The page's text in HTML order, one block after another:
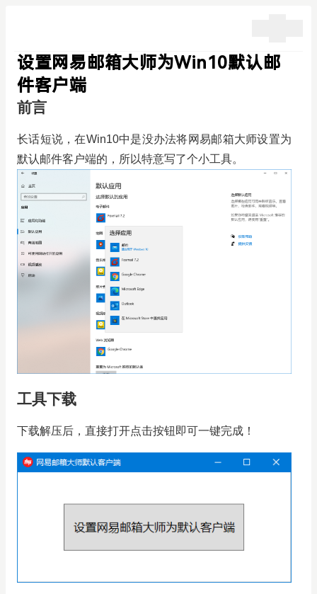
设置网易邮箱大师为Win10默认邮
件客户端
前言
长话短说，在Win10中是没办法将网易邮箱大师设置为
默认邮件客户端的，所以特意写了个小工具。
工具下载
下载解压后，直接打开点击按钮即可一键完成！